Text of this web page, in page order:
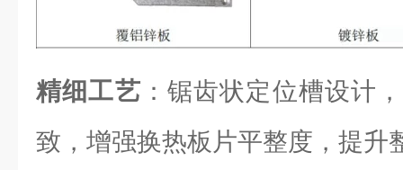
精细工艺 ：锯齿状定位槽设计
致，增强换热板片平整度，提升